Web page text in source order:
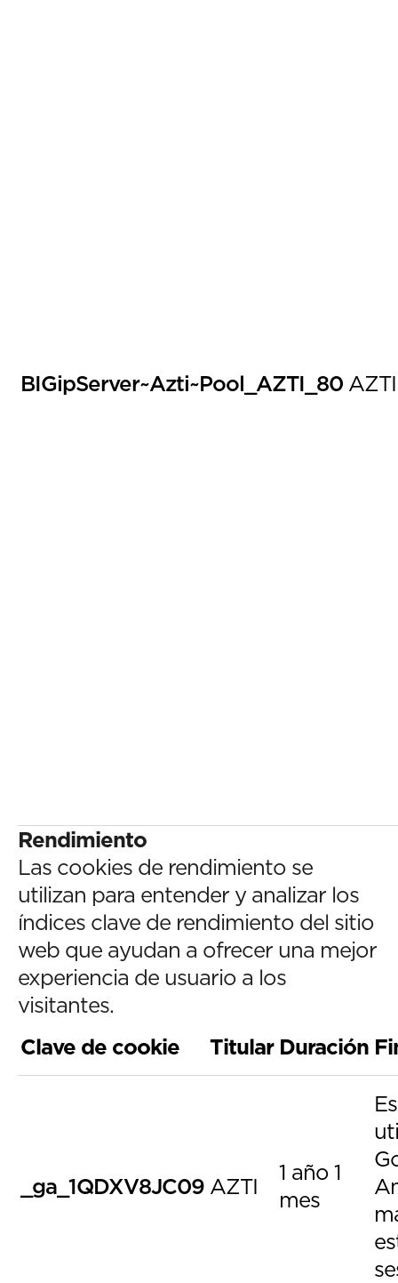
BIGipServer~Azti~Pool_AZTI_80 AZTI
Rendimiento
Las cookies de rendimiento se
utilizan para entender y analizar los
índices clave de rendimiento del sitio
web que ayudan a ofrecer una mejor
experiencia de usuario a los
visitantes.
Clave de cookie Titular Duración
_ga_1QDXV8JC09 AZTI
1 año 1
mes